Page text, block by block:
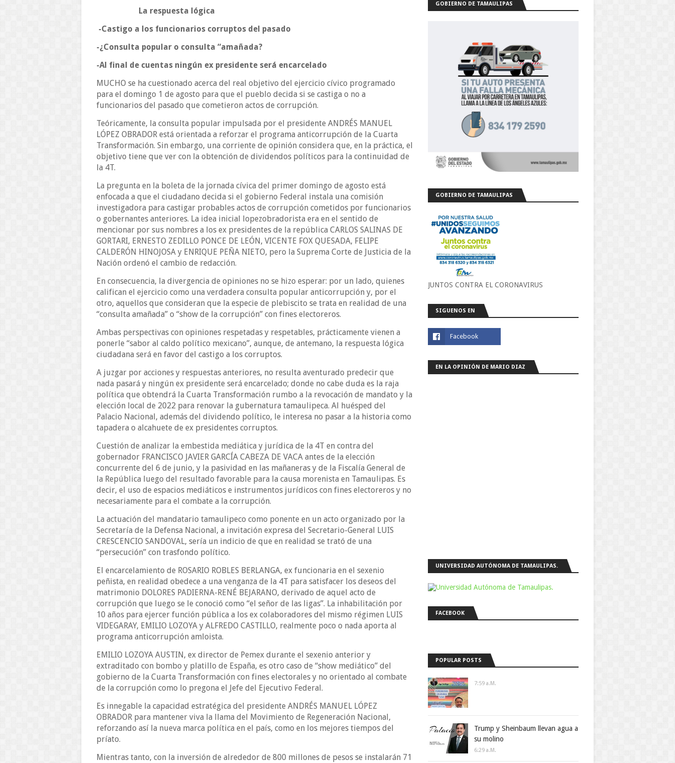
La respuesta lógica
-Castigo a los funcionarios corruptos del pasado
-¿Consulta popular o consulta “amañada?
-Al final de cuentas ningún ex presidente será encarcelado
MUCHO se ha cuestionado acerca del real objetivo del ejercicio cívico programado
para el domingo 1 de agosto para que el pueblo decida si se castiga o no a
funcionarios del pasado que cometieron actos de corrupción.
Teóricamente, la consulta popular impulsada por el presidente ANDRÉS MANUEL
LÓPEZ OBRADOR está orientada a reforzar el programa anticorrupción de la Cuarta
Transformación. Sin embargo, una corriente de opinión considera que, en la práctica, el
objetivo tiene que ver con la obtención de dividendos políticos para la continuidad de
la 4T.
La pregunta en la boleta de la jornada cívica del primer domingo de agosto está
enfocada a que el ciudadano decida si el gobierno Federal instala una comisión
investigadora para castigar probables actos de corrupción cometidos por funcionarios
o gobernantes anteriores. La idea inicial lopezobradorista era en el sentido de
mencionar por sus nombres a los ex presidentes de la república CARLOS SALINAS DE
GORTARI, ERNESTO ZEDILLO PONCE DE LEÓN, VICENTE FOX QUESADA, FELIPE
CALDERÓN HINOJOSA y ENRIQUE PEÑA NIETO, pero la Suprema Corte de Justicia de la
Nación ordenó el cambio de redacción.
En consecuencia, la divergencia de opiniones no se hizo esperar: por un lado, quienes
califican el ejercicio como una verdadera consulta popular anticorrupción y, por el
otro, aquellos que consideran que la especie de plebiscito se trata en realidad de una
“consulta amañada” o “show de la corrupción” con fines electoreros.
Ambas perspectivas con opiniones respetadas y respetables, prácticamente vienen a
ponerle “sabor al caldo político mexicano”, aunque, de antemano, la respuesta lógica
ciudadana será en favor del castigo a los corruptos.
A juzgar por acciones y respuestas anteriores, no resulta aventurado predecir que
nada pasará y ningún ex presidente será encarcelado; donde no cabe duda es la raja
política que obtendrá la Cuarta Transformación rumbo a la revocación de mandato y la
elección local de 2022 para renovar la gubernatura tamaulipeca. Al huésped del
Palacio Nacional, además del dividendo político, le interesa no pasar a la historia como
tapadera o alcahuete de ex presidentes corruptos.
Cuestión de analizar la embestida mediática y jurídica de la 4T en contra del
gobernador FRANCISCO JAVIER GARCÍA CABEZA DE VACA antes de la elección
concurrente del 6 de junio, y la pasividad en las mañaneras y de la Fiscalía General de
la República luego del resultado favorable para la causa morenista en Tamaulipas. Es
decir, el uso de espacios mediáticos e instrumentos jurídicos con fines electoreros y no
necesariamente para el combate a la corrupción.
La actuación del mandatario tamaulipeco como ponente en un acto organizado por la
Secretaría de la Defensa Nacional, a invitación expresa del Secretario-General LUIS
CRESCENCIO SANDOVAL, sería un indicio de que en realidad se trató de una
“persecución” con trasfondo político.
El encarcelamiento de ROSARIO ROBLES BERLANGA, ex funcionaria en el sexenio
peñista, en realidad obedece a una venganza de la 4T para satisfacer los deseos del
matrimonio DOLORES PADIERNA-RENÉ BEJARANO, derivado de aquel acto de
corrupción que luego se le conoció como “el señor de las ligas”. La inhabilitación por
10 años para ejercer función pública a los ex colaboradores del mismo régimen LUIS
VIDEGARAY, EMILIO LOZOYA y ALFREDO CASTILLO, realmente poco o nada aporta al
programa anticorrupción amloista.
EMILIO LOZOYA AUSTIN, ex director de Pemex durante el sexenio anterior y
extraditado con bombo y platillo de España, es otro caso de “show mediático” del
gobierno de la Cuarta Transformación con fines electorales y no orientado al combate
de la corrupción como lo pregona el Jefe del Ejecutivo Federal.
Es innegable la capacidad estratégica del presidente ANDRÉS MANUEL LÓPEZ
OBRADOR para mantener viva la llama del Movimiento de Regeneración Nacional,
reforzando así la nueva marca política en el país, como en los mejores tiempos del
príato.
Mientras tanto, con la inversión de alrededor de 800 millones de pesos se instalarán 71
GOBIERNO DE TAMAULIPAS
GOBIERNO DE TAMAULIPAS
JUNTOS CONTRA EL CORONAVIRUS
SIGUENOS EN
EN LA OPINIÓN DE MARIO DIAZ
UNIVERSIDAD AUTÓNOMA DE TAMAULIPAS.
FACEBOOK
POPULAR POSTS
7:59 A.m.
Trump y Sheinbaum llevan agua a
su molino
6:29 A.m.